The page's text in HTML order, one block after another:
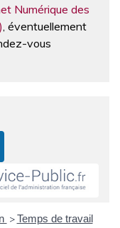
Numérique des
, éventuellement
vous
> Temps de travail